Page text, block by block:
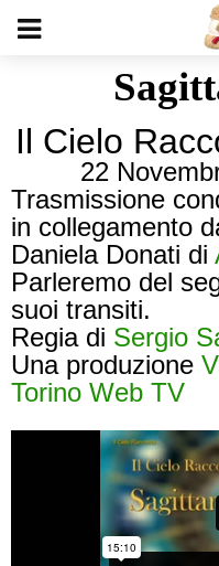
Il Cielo
22
Trasmissione
in collegamento
Daniela Donati di
Parleremo del
suoi transiti.
Regia di Sergio
Una produzione
Torino Web TV